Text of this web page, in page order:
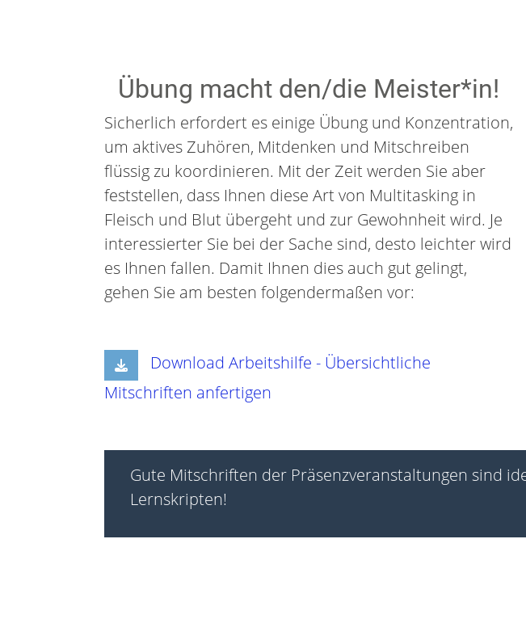
Übung macht den/die Meister*in!
Sicherlich erfordert es einige Übung und Konzentration,
um aktives Zuhören, Mitdenken und Mitschreiben
flüssig zu koordinieren. Mit der Zeit werden Sie aber
feststellen, dass Ihnen diese Art von Multitasking in
Fleisch und Blut übergeht und zur Gewohnheit wird. Je
interessierter Sie bei der Sache sind, desto leichter wird
es Ihnen fallen. Damit Ihnen dies auch gut gelingt,
gehen Sie am besten folgendermaßen vor:
Download Arbeitshilfe - Übersichtliche
Mitschriften anfertigen
Gute Mitschriften der Präsenzveranstaltungen sind
Lernskripten!